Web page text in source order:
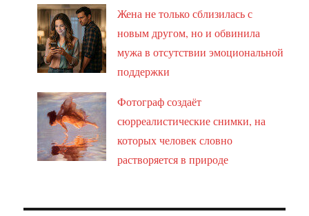
Жена не только сблизилась с
новым другом, но и обвинила
мужа в отсутствии эмоциональной
поддержки
Фотограф создаёт
сюрреалистические снимки, на
которых человек словно
растворяется в природе